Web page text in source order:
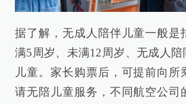
据了解，无成人陪伴儿童一般是
满5周岁、未满12周岁、无成人陪
儿童。家长购票后，可提前向所
请无陪儿童服务，不同航空公司